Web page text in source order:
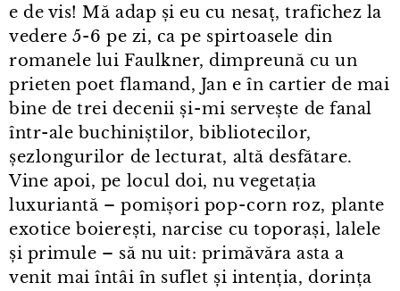
e de vis! Mă adap și eu cu nesaț, trafichez la
vedere 5⁠-⁠6 pe zi, ca pe spirtoasele din
romanele lui Faulkner, dimpreună cu un
prieten poet flamand, Jan e în cartier de mai
bine de trei decenii și⁠-⁠mi servește de fanal
într⁠-⁠ale buchiniștilor, bibliotecilor,
șezlongurilor de lecturat, altă desfătare.
Vine apoi, pe locul doi, nu vegetația
luxuriantă – pomișori pop⁠-⁠corn roz, plante
exotice boierești, narcise cu toporași, lalele
și primule – să nu uit: primăvăra asta a
venit mai întâi în suflet și intenția, dorința